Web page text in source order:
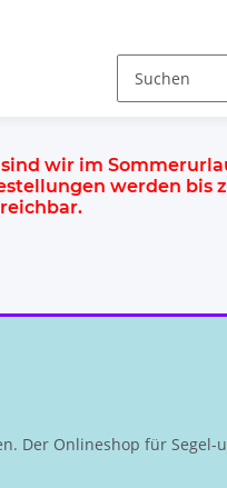
sind wir im
werden bis
Der Onlineshop für